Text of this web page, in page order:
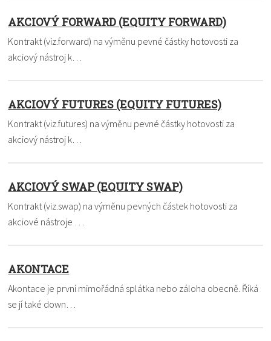
AKCIOVÝ FORWARD (EQUITY FORWARD)
Kontrakt (viz.forward) na výměnu pevné částky hotovosti za
akciový nástroj k…
AKCIOVÝ FUTURES (EQUITY FUTURES)
Kontrakt (viz.futures) na výměnu pevné částky hotovosti za
akciový nástroj k…
AKCIOVÝ SWAP (EQUITY SWAP)
Kontrakt (viz.swap) na výměnu pevných částek hotovosti za
akciové nástroje …
AKONTACE
Akontace je první mimořádná splátka nebo záloha obecně. Říká
se jí také down…